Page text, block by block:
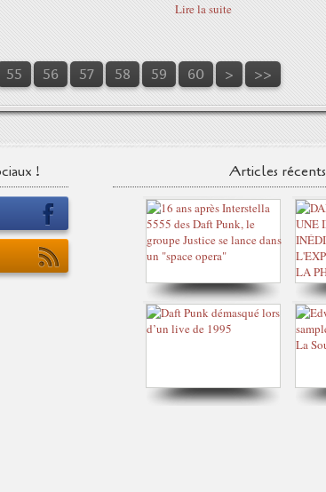
Lire la suite
55 56 57 58 59 60 70
80
90
100
200
300
400
500
600
700
800
900
1000
1100
1200
1300
> >>
! Articles récents